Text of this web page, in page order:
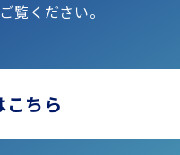
覧ください。
ちら